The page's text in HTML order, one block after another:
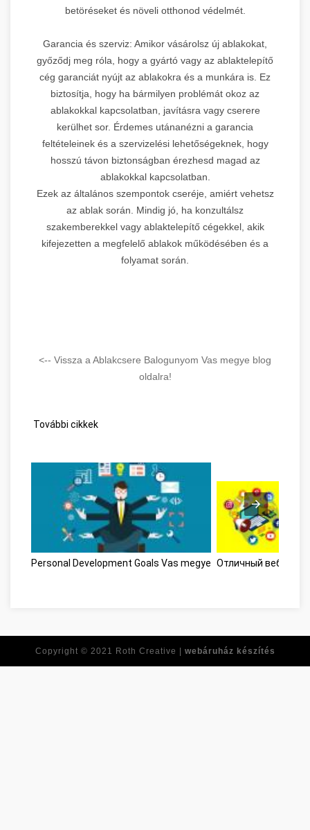
betöréseket és növeli otthonod védelmét.
Garancia és szerviz: Amikor vásárolsz új ablakokat,
győződj meg róla, hogy a gyártó vagy az ablaktelepítő
cég garanciát nyújt az ablakokra és a munkára is. Ez
biztosítja, hogy ha bármilyen problémát okoz az
ablakokkal kapcsolatban, javításra vagy cserere
kerülhet sor. Érdemes utánanézni a garancia
feltételeinek és a szervizelési lehetőségeknek, hogy
hosszú távon biztonságban érezhesd magad az
ablakokkal kapcsolatban.
Ezek az általános szempontok cseréje, amiért vehetsz
az ablak során. Mindig jó, ha konzultálsz
szakemberekkel vagy ablaktelepítő cégekkel, akik
kifejezetten a megfelelő ablakok működésében és a
folyamat során.
<-- Vissza a Ablakcsere Balogunyom Vas megye blog
oldalra!
További cikkek
Personal Development Goals Vas megye Отличный веб-сайт
Copyright © 2021 Roth Creative | webáruház készítés